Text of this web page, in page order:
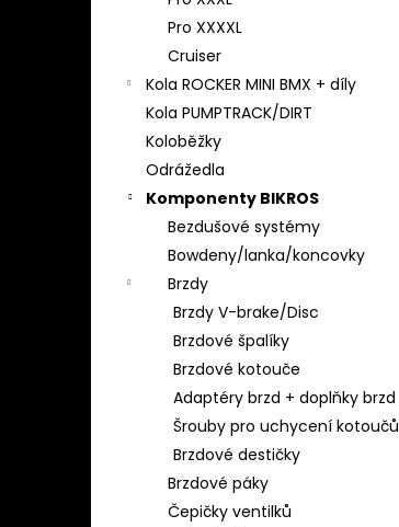
Pro XXXXL
Cruiser
Kola ROCKER MINI BMX + díly
Kola PUMPTRACK/DIRT
Koloběžky
Odrážedla
Komponenty BIKROS
Bezdušové systémy
Bowdeny/lanka/koncovky
Brzdy
Brzdy V-brake/Disc
Brzdové špalíky
Brzdové kotouče
Adaptéry brzd + doplňky brzd
Šrouby pro uchycení kotoučů
Brzdové destičky
Brzdové páky
Čepičky ventilků